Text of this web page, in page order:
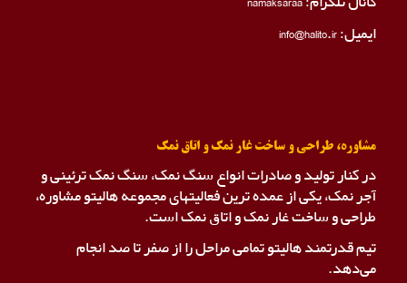
ایمیل: info@halito.ir
مشاوره، طراحی و ساخت غار نمک و اتاق نمک
در کنار تولید و صادرات انواع سنگ نمک، سنگ نمک ترئینی و
آجر نمک، یکی از عمده ترین فعالیتهای مجموعه هالیتو مشاوره،
طراحی و ساخت غار نمک و اتاق نمک است.
تیم قدرتمند هالیتو تمامی مراحل را از صفر تا صد انجام
می‌دهد.